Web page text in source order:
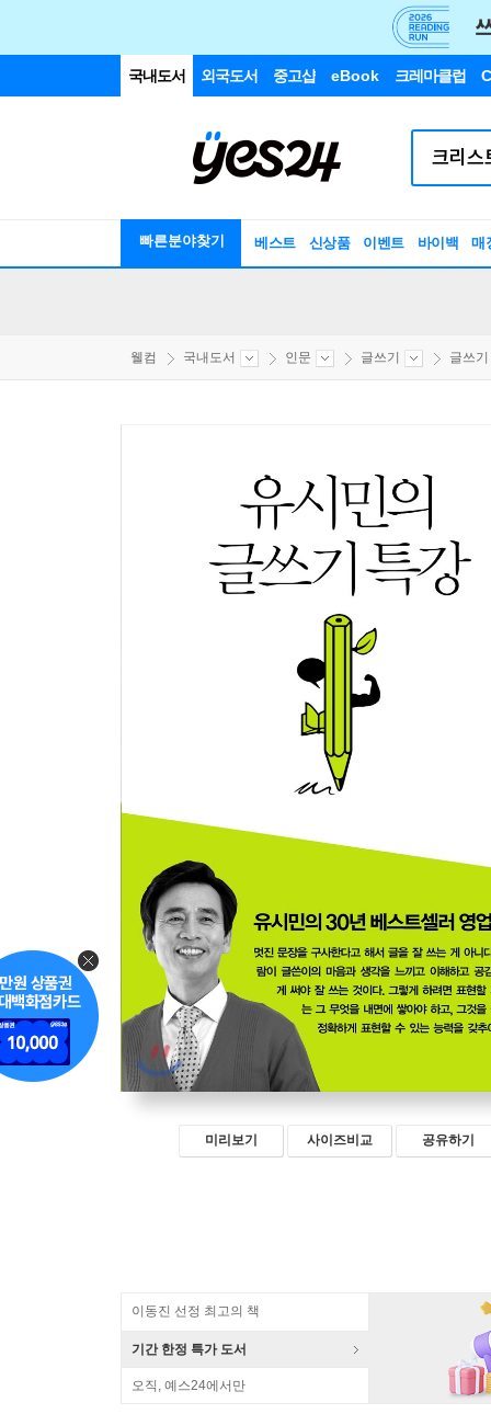
국내도서 외국도서 중고샵 eBook 크레마클럽
빠른분야찾기 베스트 신상품 이벤트 바이백 매
웰컴 국내도서 인문 글쓰기 글쓰
미리보기 사이즈비교 공유하기
이동진 선정 최고의 책
기간 한정 특가 도서
오직, 예스24에서만